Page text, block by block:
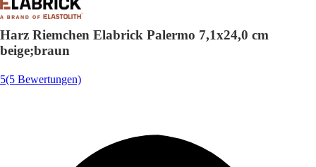
Harz Riemchen Elabrick Palermo 7,1x24,0 cm
beige;braun
5(5 Bewertungen)